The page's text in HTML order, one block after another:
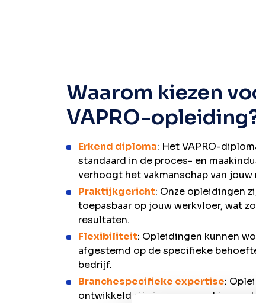
Waarom kiezen
VAPRO-
Erkend diploma: Het VAPRO-
standaard in de proces- en
verhoogt het vakmanschap van jouw
Praktijkgericht: Onze opleidingen
toepasbaar op jouw werkvloer, wat
resultaten.
Flexibiliteit: Opleidingen kunnen
afgestemd op de specifieke
bedrijf.
Branchespecifieke expertise:
ontwikkeld zijn in samenwerking